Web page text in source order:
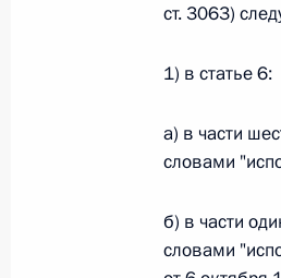
Вид документа
Все
Дата
ст. 3063)
1) в статье 6:
а) в части
словами
б) в части
словами